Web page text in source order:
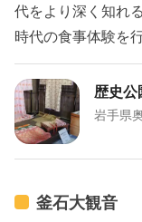
代をより深く知れ
時代の食事体験を
歴史公
岩手県
釜石大観音